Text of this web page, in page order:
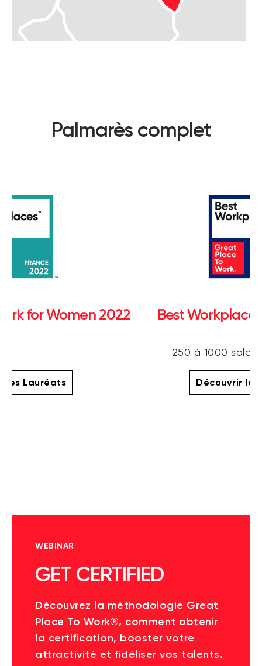
Palmarès complet
for Women 2022
les Lauréats
Best
250 à 1000
Découvrir
WEBINAR
GET CERTIFIED
Découvrez la méthodologie Great
Place To Work®, comment obtenir
la certification, booster votre
attractivité et fidéliser vos talents.